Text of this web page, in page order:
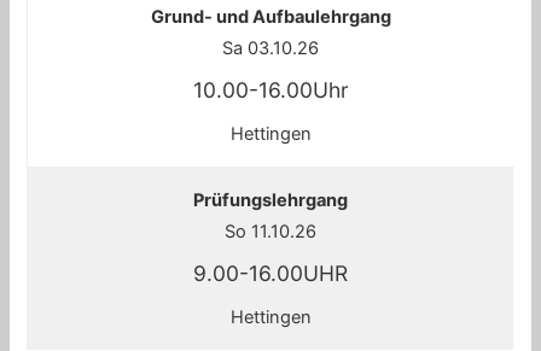
Grund- und Aufbaulehrgang
Sa 03.10.26
10.00-16.00Uhr
Hettingen
Prüfungslehrgang
So 11.10.26
9.00-16.00UHR
Hettingen